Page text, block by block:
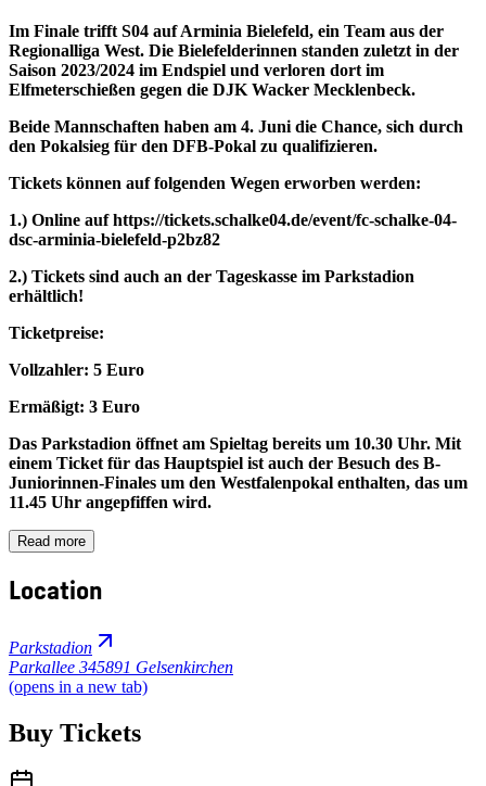
Im Finale trifft S04 auf Arminia Bielefeld, ein Team aus der
Regionalliga West. Die Bielefelderinnen standen zuletzt in der
Saison 2023/2024 im Endspiel und verloren dort im
Elfmeterschießen gegen die DJK Wacker Mecklenbeck.
Beide Mannschaften haben am 4. Juni die Chance, sich durch
den Pokalsieg für den DFB-Pokal zu qualifizieren.
Tickets können auf folgenden Wegen erworben werden:
1.) Online auf https://tickets.schalke04.de/event/fc-schalke-04-
dsc-arminia-bielefeld-p2bz82
2.) Tickets sind auch an der Tageskasse im Parkstadion
erhältlich!
Ticketpreise:
Vollzahler: 5 Euro
Ermäßigt: 3 Euro
Das Parkstadion öffnet am Spieltag bereits um 10.30 Uhr. Mit
einem Ticket für das Hauptspiel ist auch der Besuch des B-
Juniorinnen-Finales um den Westfalenpokal enthalten, das um
11.45 Uhr angepfiffen wird.
Read more
Location
Parkstadion
Parkallee 345891 Gelsenkirchen
(opens in a new tab)
Buy Tickets